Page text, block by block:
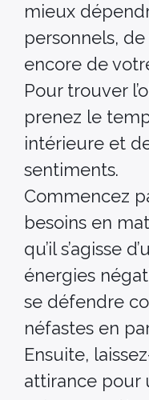
mieux
personnels,
encore de
Pour trouver
prenez le
intérieure et
sentiments.
Commencez
besoins en
qu’il s’agisse
énergies
se défendre
néfastes en
Ensuite,
attirance pour